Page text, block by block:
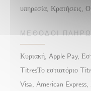
υπηρεσία, Κρατήσεις,
ΜΈΘΟΔΟΙ
Κυριακή, Apple Pay,
TitresΤο εστιατόριο
Visa, American